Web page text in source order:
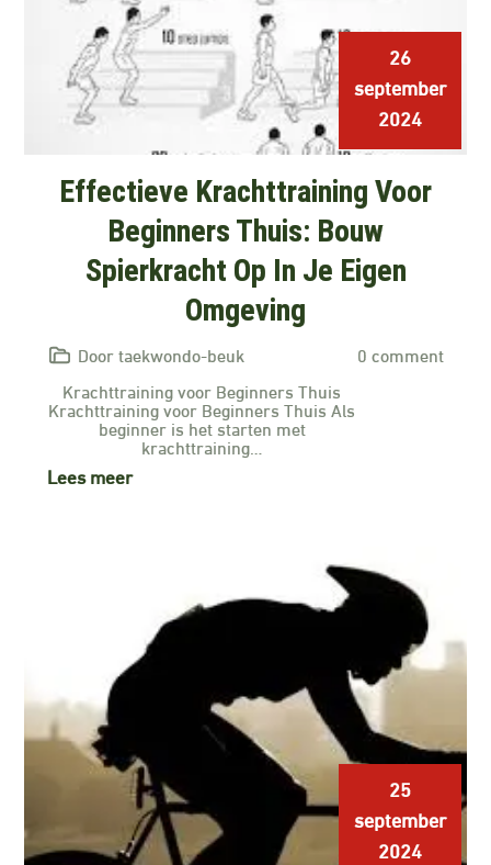
26
september
2024
Effectieve Krachttraining Voor
Beginners Thuis: Bouw
Spierkracht Op In Je Eigen
Omgeving
Door taekwondo-beuk
0 comment
Krachttraining voor Beginners Thuis
Krachttraining voor Beginners Thuis Als
beginner is het starten met
krachttraining…
Lees meer
25
september
2024